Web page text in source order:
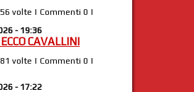
volte | Commenti 0 |
- 19:36
CAVALLINI
volte | Commenti 0 |
- 17:22